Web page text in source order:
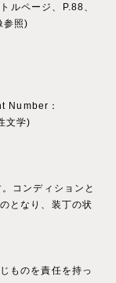
ルページ、P.88、
参照)
Number：
文学)
コンディションと
となり、装丁の状
ものを責任を持っ